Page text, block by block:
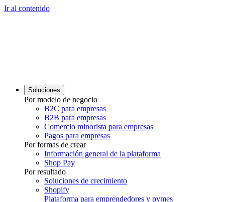
Ir al contenido
Soluciones
Por modelo de negocio
B2C para empresas
B2B para empresas
Comercio minorista para empresas
Pagos para empresas
Por formas de crear
Información general de la plataforma
Shop Pay
Por resultado
Soluciones de crecimiento
Shopify
Plataforma para emprendedores y pymes